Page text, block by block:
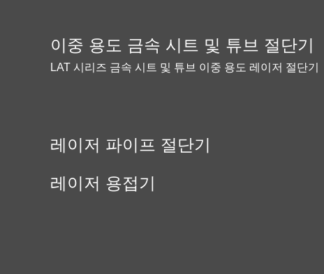
이중 용도 금속 시트 및 튜브 절단기
LAT 시리즈 금속 시트 및 튜브 이중 용도 레이저 절단기
레이저 파이프 절단기
레이저 용접기